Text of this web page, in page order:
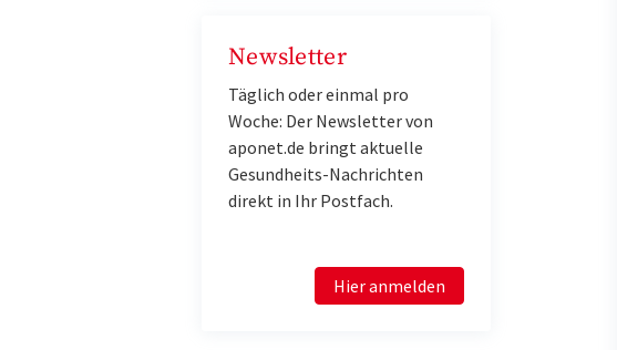
Newsletter
Täglich oder einmal pro
Woche: Der Newsletter von
aponet.de bringt aktuelle
Gesundheits-Nachrichten
direkt in Ihr Postfach.
Hier anmelden